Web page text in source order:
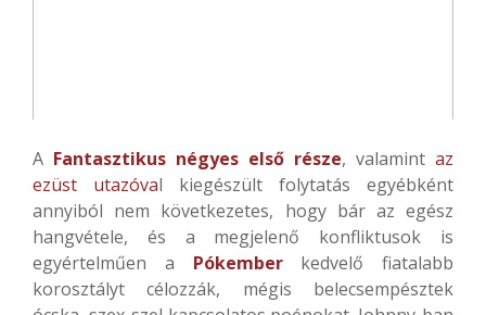
A Fantasztikus négyes első része, valamint az
ezüst utazóval kiegészült folytatás egyébként
annyiból nem következetes, hogy bár az egész
hangvétele, és a megjelenő konfliktusok is
egyértelműen a Pókember
kedvelő fiatalabb
korosztályt célozzák, mégis belecsempésztek